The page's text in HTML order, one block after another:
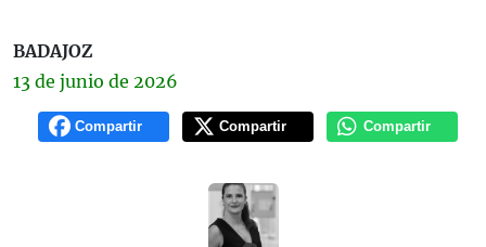
BADAJOZ
13 de junio de 2026
Compartir Compartir Compartir